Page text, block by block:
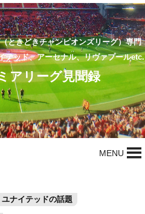
ときどきチャンピオンズリーグ）専門
テッド、アーセナル、リヴァプールetc.
アリーグ見聞録
MENU
ナイテッドの話題